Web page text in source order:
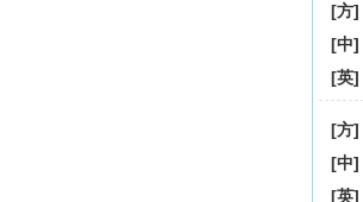
[方]
[中]
[英]
[方]
[中]
[英]